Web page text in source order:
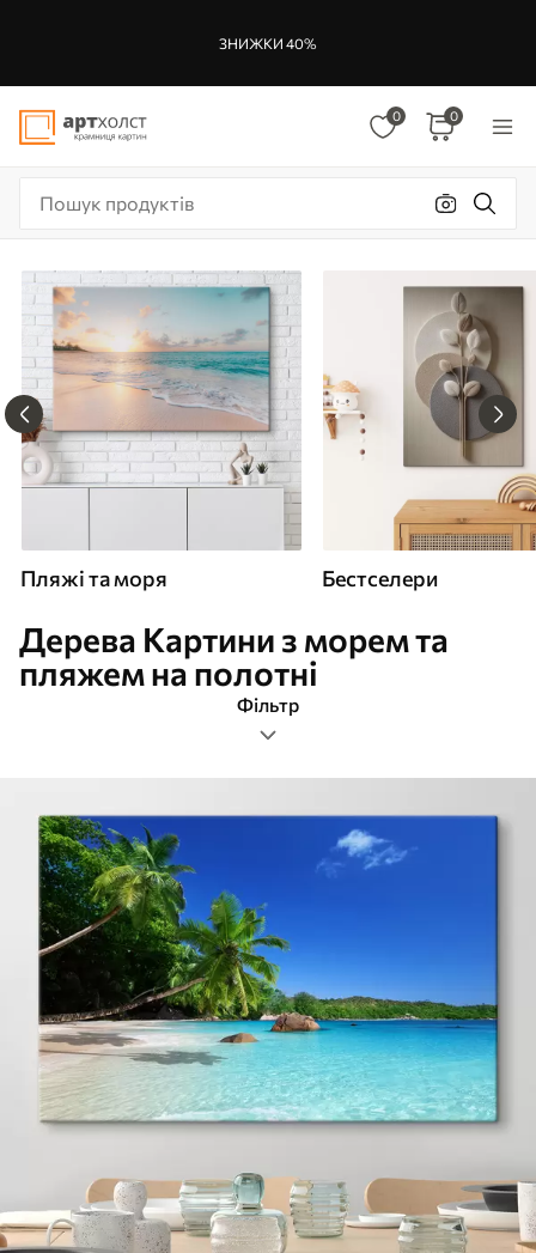
ЗНИЖКИ 40%
0 0
Пляжі та моря Бестселери
Дерева Картини з морем та
пляжем на полотні
Фільтр
дерева
Прямокутна
Картини Пляжі та моря
Найпопулярніші
Очистити фільтр